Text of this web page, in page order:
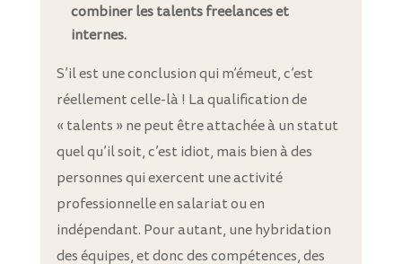
combiner les talents freelances et
internes.
S’il est une conclusion qui m’émeut, c’est
réellement celle-là ! La qualification de
« talents » ne peut être attachée à un statut
quel qu’il soit, c’est idiot, mais bien à des
personnes qui exercent une activité
professionnelle en salariat ou en
indépendant. Pour autant, une hybridation
des équipes, et donc des compétences, des